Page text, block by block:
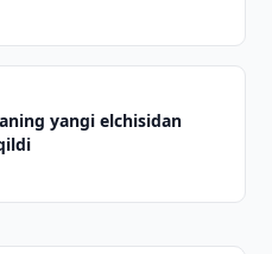
yangi elchisidan